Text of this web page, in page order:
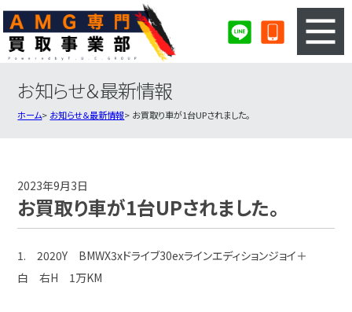
3ステップのカンタン査定
AMG買取実績
お知らせ＆最新情報
ホーム お知らせ＆最新情報 お買取り車が1台UPされました。
2023年9月3日
お買取り車が1台UPされました。
1. 2020Y BMWX3xドライブ30exラインエディションジョイ＋
白 右H 1万KM